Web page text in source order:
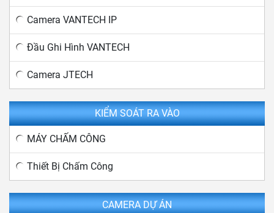
Camera VANTECH IP
Đầu Ghi Hình VANTECH
Camera JTECH
KIỂM SOÁT RA VÀO
MÁY CHẤM CÔNG
Thiết Bị Chấm Công
CAMERA DỰ ÁN